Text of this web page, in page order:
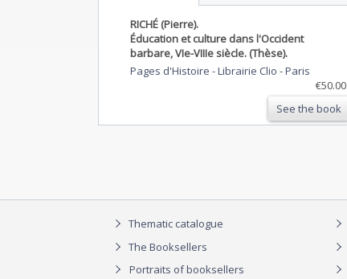
RICHÉ (Pierre).
Éducation et culture dans l'Occident
barbare, VIe-VIIIe siècle. (Thèse).
Pages d'Histoire - Librairie Clio -Paris
€50.00
See the book
Thematic catalogue
The Booksellers
Portraits of booksellers